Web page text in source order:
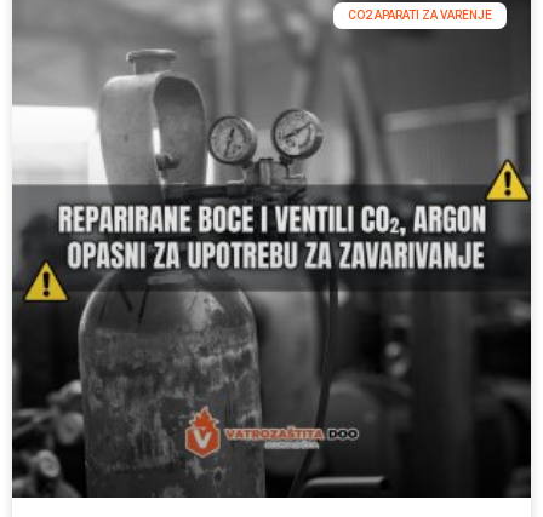
CO2 APARATI ZA VARENJE